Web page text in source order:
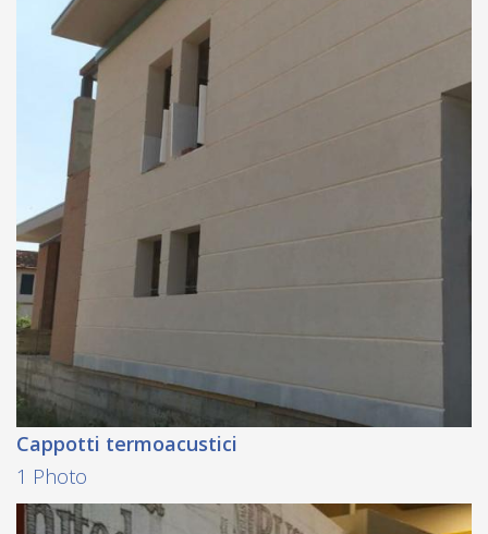
Cappotti termoacustici
1 Photo